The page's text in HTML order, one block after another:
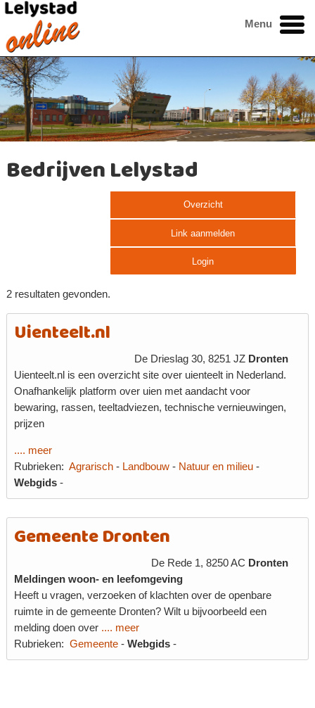
Menu
Bedrijven Lelystad
Overzicht
Link aanmelden
Login
2 resultaten gevonden.
Uienteelt.nl
De Drieslag 30, 8251 JZ Dronten
Uienteelt.nl is een overzicht site over uienteelt in Nederland.
Onafhankelijk platform over uien met aandacht voor
bewaring, rassen, teeltadviezen, technische vernieuwingen,
prijzen
.... meer
Rubrieken:Agrarisch - Landbouw - Natuur en milieu -
Webgids -
Gemeente Dronten
De Rede 1, 8250 AC Dronten
Meldingen woon- en leefomgeving
Heeft u vragen, verzoeken of klachten over de openbare
ruimte in de gemeente Dronten? Wilt u bijvoorbeeld een
melding doen over .... meer
Rubrieken:Gemeente -Webgids -